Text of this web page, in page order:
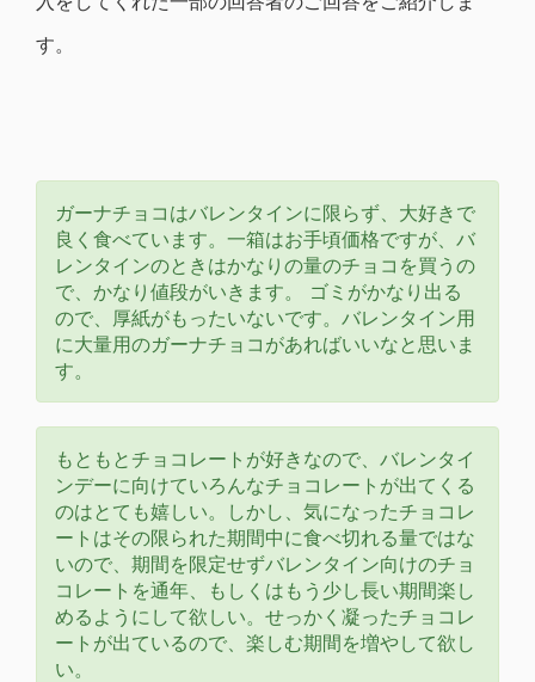
す。
ガーナチョコはバレンタインに限らず、大好きで
良く食べています。一箱はお手頃価格ですが、バ
レンタインのときはかなりの量のチョコを買うの
で、かなり値段がいきます。 ゴミがかなり出る
ので、厚紙がもったいないです。バレンタイン用
に大量用のガーナチョコがあればいいなと思いま
す。
もともとチョコレートが好きなので、バレンタイ
ンデーに向けていろんなチョコレートが出てくる
のはとても嬉しい。しかし、気になったチョコレ
ートはその限られた期間中に食べ切れる量ではな
いので、期間を限定せずバレンタイン向けのチョ
コレートを通年、もしくはもう少し長い期間楽し
めるようにして欲しい。せっかく凝ったチョコレ
ートが出ているので、楽しむ期間を増やして欲し
い。